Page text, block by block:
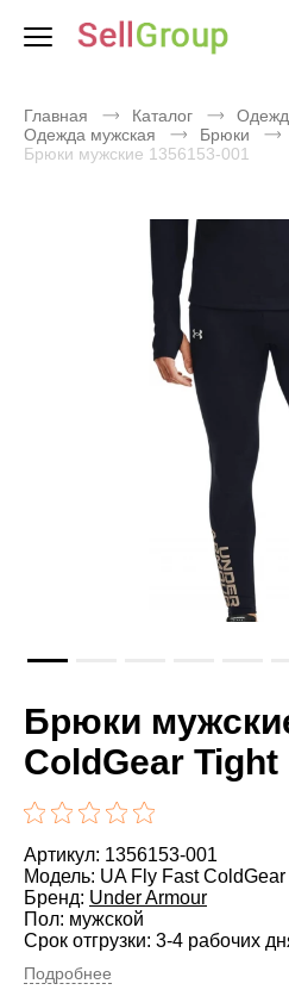
Главная Каталог
Одежда мужская
Брюки
Брюки мужские 1356153-001
Брюки
ColdGear Tight
Артикул: 1356153-001
Модель: UA Fly Fast ColdGear
Бренд: Under Armour
Пол: мужской
Срок отгрузки: 3-4 рабочих
Подробнее